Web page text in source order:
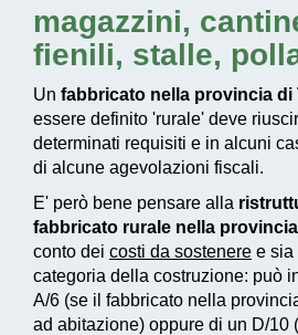
magazzini,
fienili, stalle,
Un fabbricato nella provincia di
essere definito 'rurale' deve
determinati requisiti e in alcuni
di alcune agevolazioni fiscali.
E' però bene pensare alla
fabbricato rurale nella
conto dei costi da sostenere e sia
categoria della costruzione: può
A/6 (se il fabbricato nella
ad abitazione) oppure di un D/10